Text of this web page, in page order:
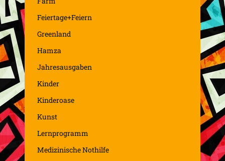
Feiertage+Feiern
Greenland
Hamza
Jahresausgaben
Kinder
Kinderoase
Kunst
Lernprogramm
Medizinische Nothilfe